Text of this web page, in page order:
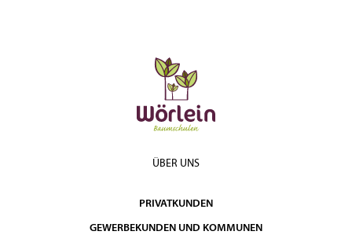
ÜBER UNS
PRIVATKUNDEN
GEWERBEKUNDEN UND KOMMUNEN